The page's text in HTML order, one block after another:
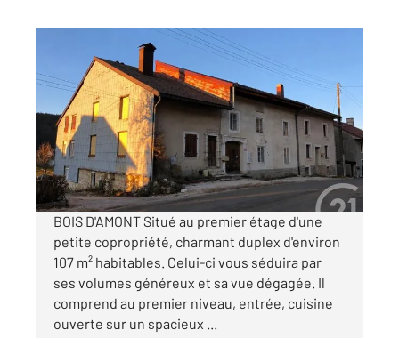
BOIS D AMONT 39
107,50 m2, 5 pièces
Ref : 8987
Appartement à vendre
320 000 €
Visiter le site dédié
BOIS D'AMONT Situé au premier étage d'une
petite copropriété, charmant duplex d'environ
107 m² habitables. Celui-ci vous séduira par
ses volumes généreux et sa vue dégagée. Il
comprend au premier niveau, entrée, cuisine
ouverte sur un spacieux ...